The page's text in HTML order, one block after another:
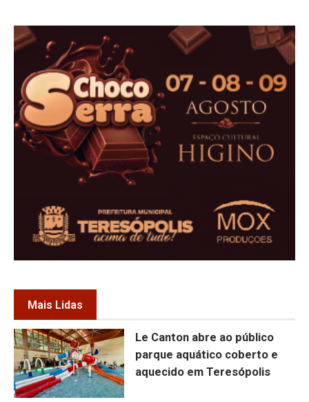
Mais Lidas
Le Canton abre ao público
parque aquático coberto e
aquecido em Teresópolis